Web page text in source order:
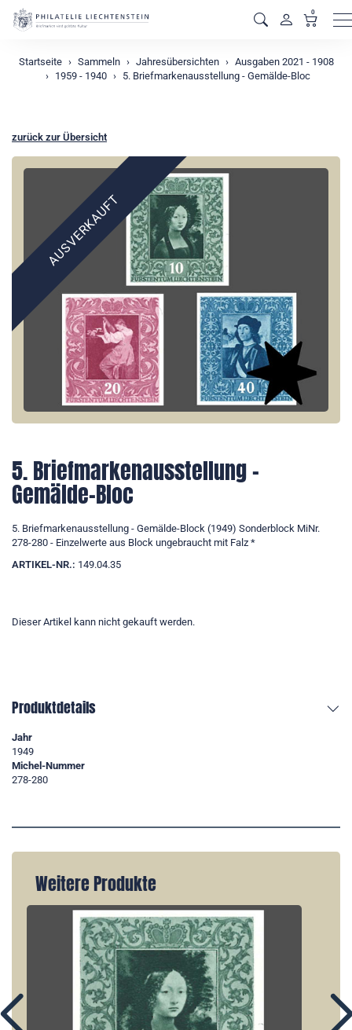
0
Startseite Sammeln Jahresübersichten
Ausgaben 2021 - 1908
1959 - 1940
5. Briefmarkenausstellung - Gemälde-Bloc
zurück zur Übersicht
AUSVERKAUFT
5. Briefmarkenausstellung -
Gemälde-Bloc
5. Briefmarkenausstellung - Gemälde-Block (1949) Sonderblock MiNr.
278-280 - Einzelwerte aus Block ungebraucht mit Falz *
ARTIKEL-NR.: 149.04.35
Dieser Artikel kann nicht gekauft werden.
Produktdetails
Jahr
1949
Michel-Nummer
278-280
Weitere Produkte